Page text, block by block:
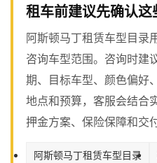
租车前建议先确认这
阿斯顿马丁租赁车型目录
咨询车型范围。咨询时建
期、目标车型、颜色偏好
地点和预算，客服会结合
押金方案、保险保障和交
阿斯顿马丁租赁车型目录